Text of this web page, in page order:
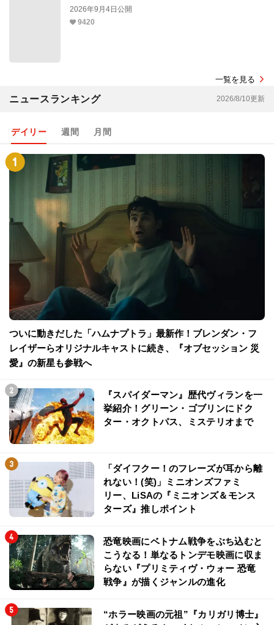
2026年9月4日公開
9420
一覧を見る
ニュースランキング 2026/8/10更新
デイリー 週間 月間
ついに動きだした「ハムナプトラ」最新作！ブレンダン・フ
レイザーらオリジナルキャストに続き、『オブセッション 災
愛』の新星も参戦へ
『スパイダーマン』歴代ヴィランを一
挙紹介！グリーン・ゴブリンにドク
ター・オクトパス、ミステリオまで
「ダイフクー！のフレーズが耳から離
れない！(笑)」ミニオンズファミ
リー、LiSAの『ミニオンズ＆モンス
ターズ』推しポイント
恐竜映画にベトナム戦争をぶち込むと
こうなる！単なるトンデモ映画に収ま
らない『プリミティヴ・ウォー 恐竜
戦争』が描くジャンルの進化
“ホラー映画の元祖”『カリガリ博士』